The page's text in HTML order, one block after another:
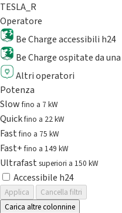
TESLA_R
Operatore
Be Charge accessibili h24
Be Charge ospitate da
Altri operatori
Potenza
Slowfino a 7 kW
Quickfino a 22 kW
Fastfino a 75 kW
Fast+fino a 149 kW
Ultrafast superiori a 150 kW
Accessibile h24
Applica
Cancella filtri
Carica altre colonnine